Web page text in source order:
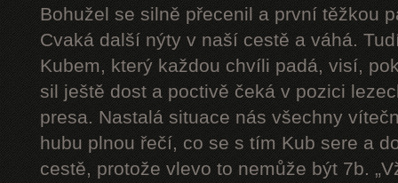
Bohužel se silně přecenil a první těžkou
Cvaká další nýty v naší cestě a váhá.
Kubem, který každou chvíli padá, visí,
sil ještě dost a poctivě čeká v pozici
presa. Nastalá situace nás všechny
hubu plnou řečí, co se s tím Kub sere a
cestě, protože vlevo to nemůže být 7b.